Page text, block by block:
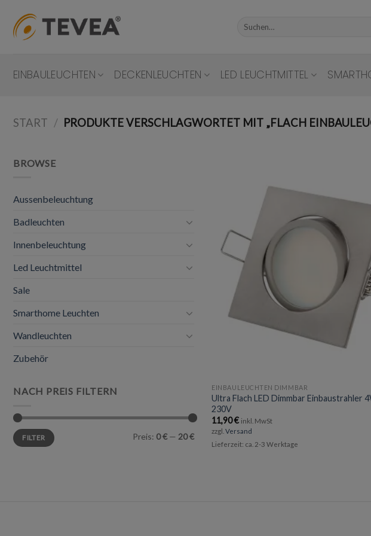
content
Suchen
EINBAULEUCHTEN DECKENLEUCHTEN LED LEUCHTMITTEL
START / PRODUKTE VERSCHLAGWORTET MIT „FLACH
BROWSE
Aussenbeleuchtung
Badleuchten
Innenbeleuchtung
Led Leuchtmittel
Sale
Smarthome Leuchten
Wandleuchten
Zubehör
NACH PREIS FILTERN
Min.
Preis
Max.
PreisFILTER Preis: 0 €— 20 €
EINBAULEUCHTEN DIMMBAR
Ultra Flach LED Dimmbar Einbaustrahler
230V
11,90€ inkl. MwSt
zzgl.Versand
Lieferzeit: ca. 2-3 Werktage